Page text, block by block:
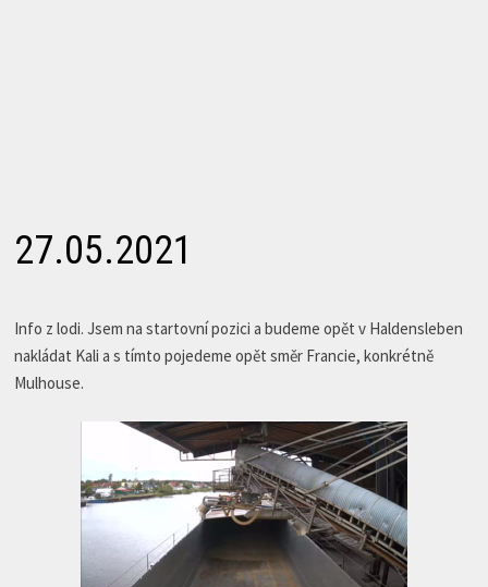
27.05.2021
Info z lodi. Jsem na startovní pozici a budeme opět v Haldensleben
nakládat Kali a s tímto pojedeme opět směr Francie, konkrétně
Mulhouse.